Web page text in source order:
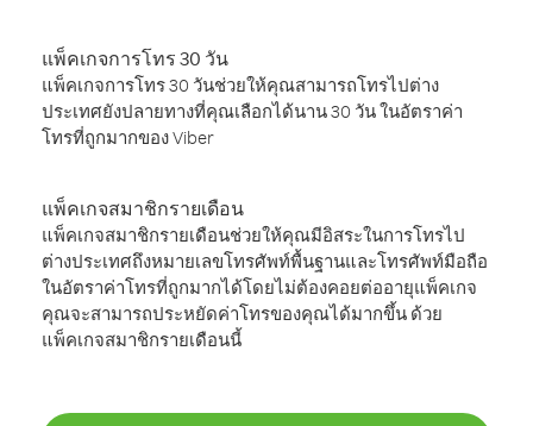
แพ็คเกจการโทร 30 วัน
แพ็คเกจการโทร 30 วันช่วยให้คุณสามารถโทรไปต่าง
ประเทศยังปลายทางที่คุณเลือกได้นาน 30 วัน ในอัตราค่า
โทรที่ถูกมากของ Viber
แพ็คเกจสมาชิกรายเดือน
แพ็คเกจสมาชิกรายเดือนช่วยให้คุณมีอิสระในการโทรไป
ต่างประเทศถึงหมายเลขโทรศัพท์พื้นฐานและโทรศัพท์มือถือ
ในอัตราค่าโทรที่ถูกมากได้โดยไม่ต้องคอยต่ออายุแพ็คเกจ
คุณจะสามารถประหยัดค่าโทรของคุณได้มากขึ้น ด้วย
แพ็คเกจสมาชิกรายเดือนนี้